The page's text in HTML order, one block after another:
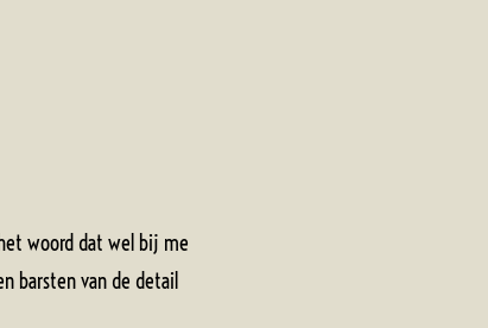
woord dat wel bij me
barsten van de detail